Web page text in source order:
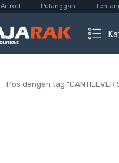
Artikel Pelanggan
Pos dengan tag “CANTILEVER